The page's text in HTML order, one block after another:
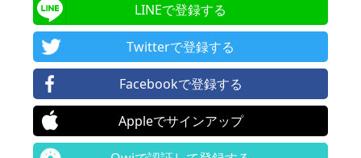
LINEで登録する
Twitterで登録する
Facebookで登録する
Appleでサインアップ